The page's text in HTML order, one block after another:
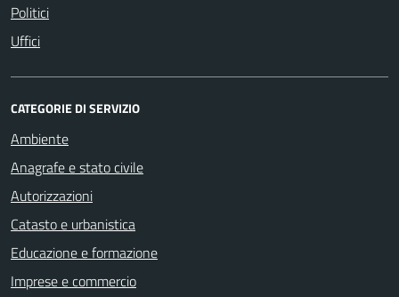
Politici
Uffici
CATEGORIE DI SERVIZIO
Ambiente
Anagrafe e stato civile
Autorizzazioni
Catasto e urbanistica
Educazione e formazione
Imprese e commercio